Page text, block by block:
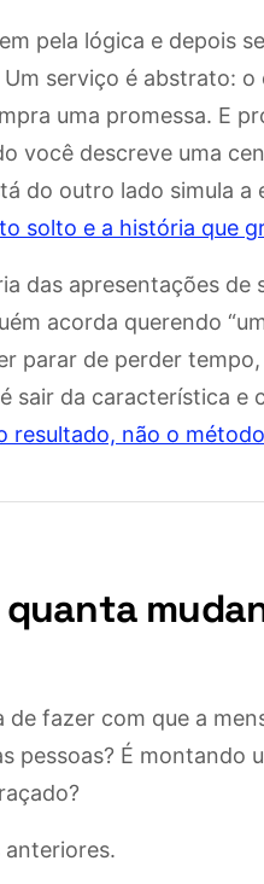
pela lógica e depois
Um serviço é abstrato:
uma promessa. E
você descreve uma
do outro lado simula
solto e a história que
das apresentações
acorda querendo
parar de perder
sair da característica e
resultado, não o método
quanta
de fazer com que a
pessoas? É montando
anteriores.